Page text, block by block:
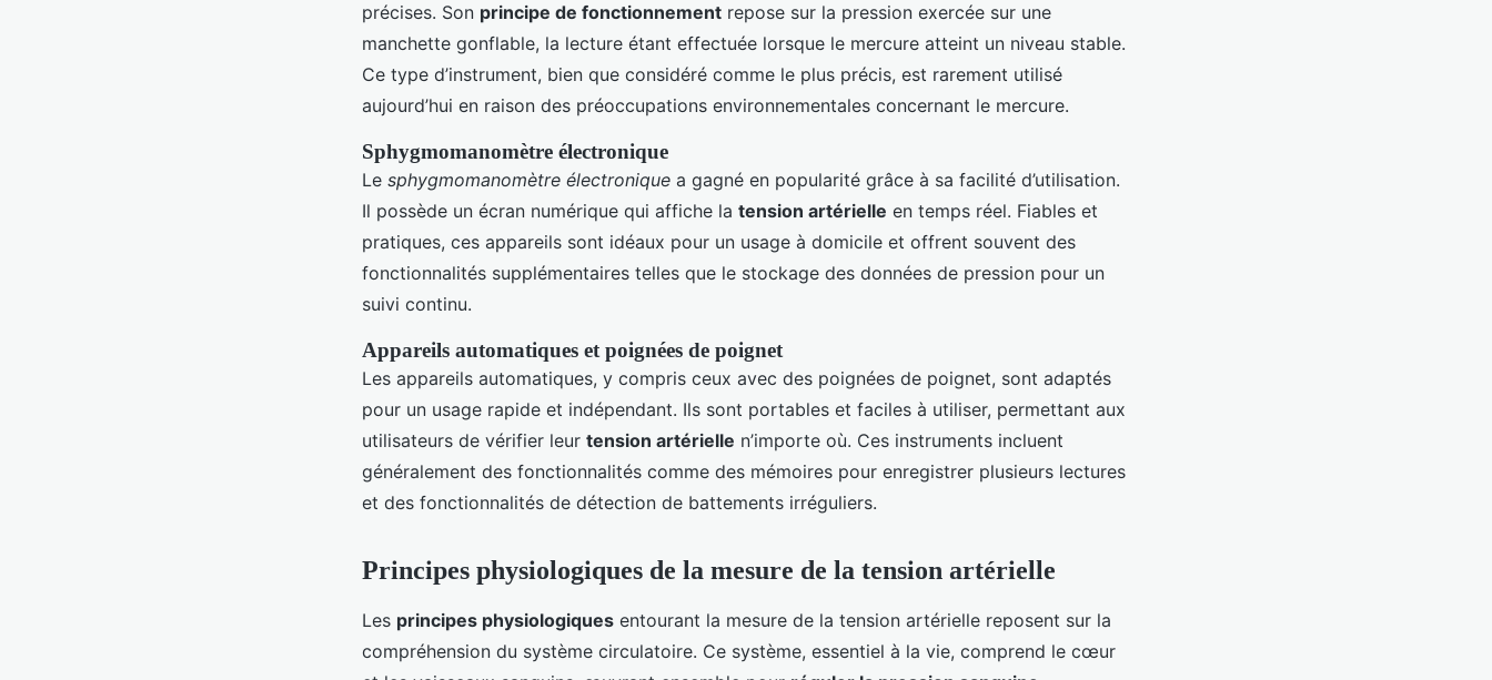
précises. Son principe de fonctionnement repose sur la pression exercée sur une
manchette gonflable, la lecture étant effectuée lorsque le mercure atteint un niveau stable.
Ce type d’instrument, bien que considéré comme le plus précis, est rarement utilisé
aujourd’hui en raison des préoccupations environnementales concernant le mercure.
Sphygmomanomètre électronique
Le sphygmomanomètre électronique a gagné en popularité grâce à sa facilité d’utilisation.
Il possède un écran numérique qui affiche la tension artérielle en temps réel. Fiables et
pratiques, ces appareils sont idéaux pour un usage à domicile et offrent souvent des
fonctionnalités supplémentaires telles que le stockage des données de pression pour un
suivi continu.
Appareils automatiques et poignées de poignet
Les appareils automatiques, y compris ceux avec des poignées de poignet, sont adaptés
pour un usage rapide et indépendant. Ils sont portables et faciles à utiliser, permettant aux
utilisateurs de vérifier leur tension artérielle n’importe où. Ces instruments incluent
généralement des fonctionnalités comme des mémoires pour enregistrer plusieurs lectures
et des fonctionnalités de détection de battements irréguliers.
Principes physiologiques de la mesure de la tension artérielle
Les principes physiologiques entourant la mesure de la tension artérielle reposent sur la
compréhension du système circulatoire. Ce système, essentiel à la vie, comprend le cœur